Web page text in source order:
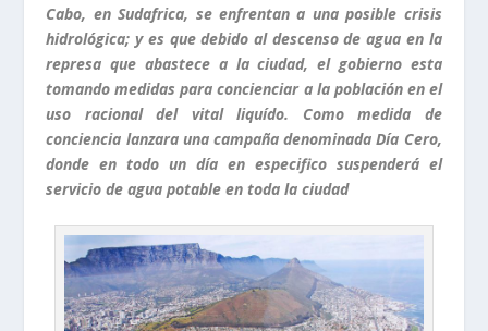
Cabo, en Sudafrica, se enfrentan a una posible crisis
hidrológica; y es que debido al descenso de agua en la
represa que abastece a la ciudad, el gobierno esta
tomando medidas para concienciar a la población en el
uso racional del vital liquído. Como medida de
conciencia lanzara una campaña denominada Día Cero,
donde en todo un día en especifico suspenderá el
servicio de agua potable en toda la ciudad